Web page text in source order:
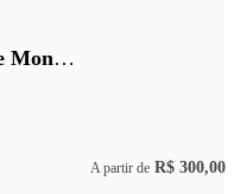
Terminal Rodoviário de Monte Azul
A partir de R$ 300,00